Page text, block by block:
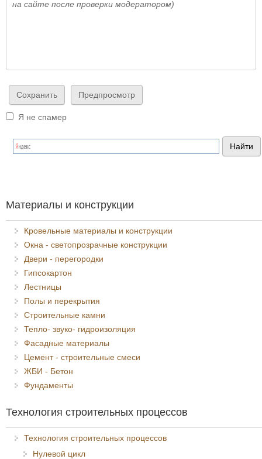
на сайте после проверки модератором)
Я не спамер
Я спамер
Материалы и конструкции
Кровельные материалы и конструкции
Окна - светопрозрачные конструкции
Двери - перегородки
Гипсокартон
Лестницы
Полы и перекрытия
Строительные камни
Тепло- звуко- гидроизоляция
Фасадные материалы
Цемент - строительные смеси
ЖБИ - Бетон
Фундаменты
Технология строительных процессов
Технология строительных процессов
Нулевой цикл